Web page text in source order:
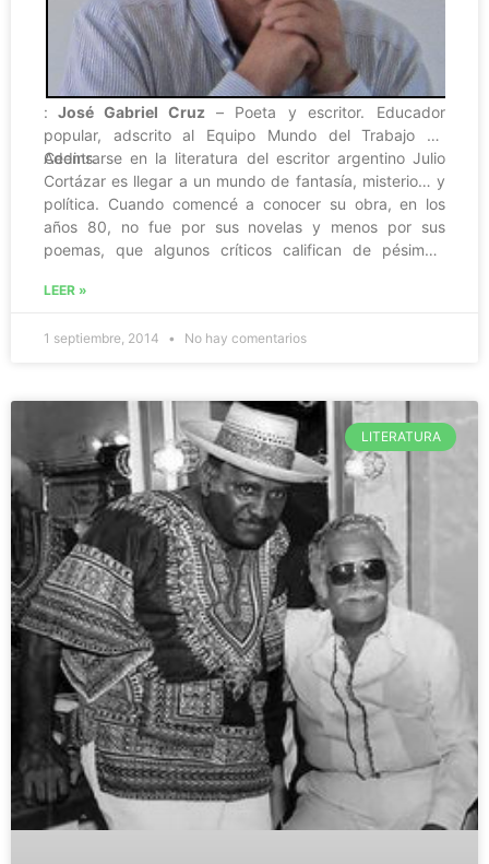
: José Gabriel Cruz – Poeta y escritor. Educador
popular, adscrito al Equipo Mundo del Trabajo de
Cedins.
Adentrarse en la literatura del escritor argentino Julio
Cortázar es llegar a un mundo de fantasía, misterio… y
política. Cuando comencé a conocer su obra, en los
años 80, no fue por sus novelas y menos por sus
poemas, que algunos críticos califican de pésimos.
manera salteada.
LEER »
1 septiembre, 2014 No hay comentarios
LITERATURA